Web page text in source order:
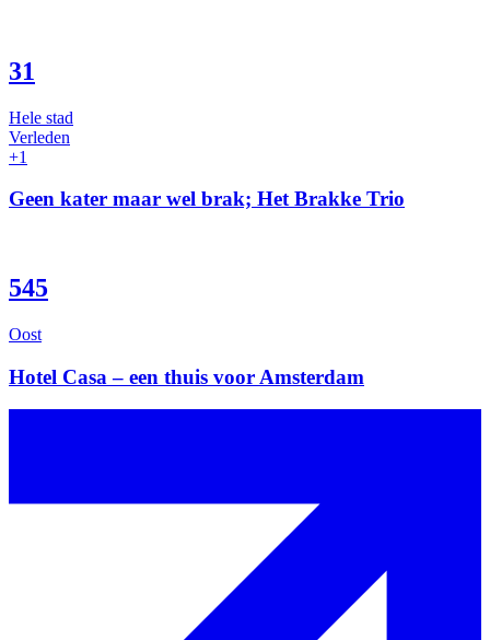
31
Hele stad
Verleden
+1
Geen kater maar wel brak; Het Brakke Trio
545
Oost
Hotel Casa – een thuis voor Amsterdam